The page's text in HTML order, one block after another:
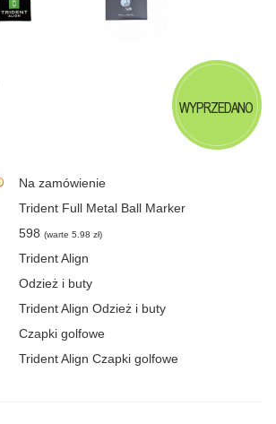
Na zamówienie
Trident Full Metal Ball Marker
598 (warte 5.98 zł)
Trident Align
Odzież i buty
Trident Align Odzież i buty
Czapki golfowe
Trident Align Czapki golfowe
WYPRZEDANO